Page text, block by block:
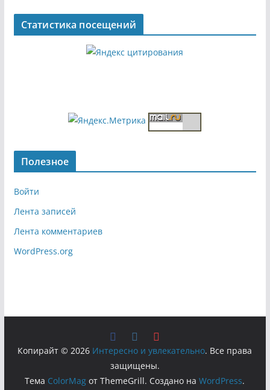
Статистика посещений
Полезное
Войти
Лента записей
Лента комментариев
WordPress.org
Копирайт © 2026 Интересно и увлекательно. Все права
защищены.
Тема ColorMag от ThemeGrill. Создано наWordPress.